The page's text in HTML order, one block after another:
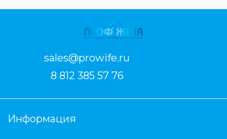
sales@prowife.ru
8 812 385 57 76
Информация